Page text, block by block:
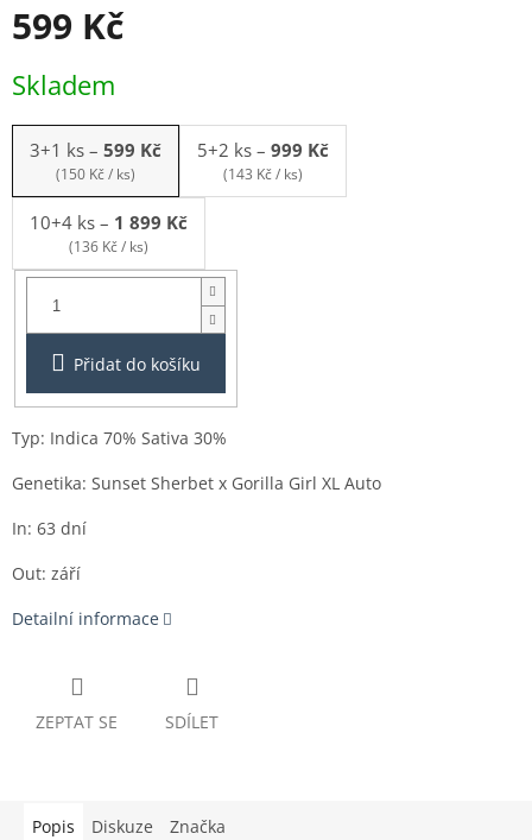
599 Kč
cena:
Skladem
3+1 ks – 599 Kč
(150 Kč / ks)
5+2 ks – 999 Kč
(143 Kč / ks)
10+4 ks – 1 899 Kč
(136 Kč / ks)
Balení:
3+1ks
Přidat do košíku
Typ: Indica 70% Sativa 30%
Genetika: Sunset Sherbet x Gorilla Girl XL Auto
In: 63 dní
Out: září
Detailní informace
ZEPTAT SE SDÍLET
Popis Diskuze Značka